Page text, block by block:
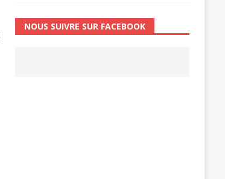
NOUS SUIVRE SUR FACEBOOK